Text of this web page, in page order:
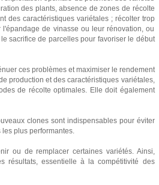
des plants, absence de zones de récolte
des caractéristiques variétales ; récolter trop
de vinasse ou leur rénovation, ou
sacrifice de parcelles pour favoriser le début
ces problèmes et maximiser le rendement
production et des caractéristiques variétales,
de récolte optimales. Elle doit également
clones sont indispensables pour éviter
plus performantes.
ou de remplacer certaines variétés. Ainsi,
résultats, essentielle à la compétitivité des